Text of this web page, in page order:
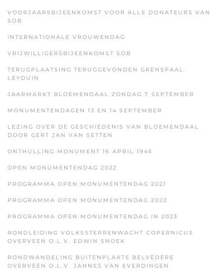
VOORJAARSBIJEENKOMST VOOR ALLE DONATEURS VAN
SOB
INTERNATIONALE VROUWENDAG
VRIJWILLIGERSBIJEENKOMST SOB
TERUGPLAATSING TERUGGEVONDEN GRENSPAAL
LEYDUIN
JAARMARKT BLOEMENDAAL ZONDAG 7 SEPTEMBER
MONUMENTENDAGEN 13 EN 14 SEPTEMBER
LEZING OVER DE GESCHIEDENIS VAN BLOEMENDAAL
DOOR GERT JAN VAN SETTEN
ONTHULLING MONUMENT 16 APRIL 1945
OPEN MONUMENTENDAG 2022
PROGRAMMA OPEN MONUMENTENDAG 2021
PROGRAMMA OPEN MONUMENTENDAG 2022
PROGRAMMA OPEN MONUMENTENDAG IN 2023
RONDLEIDING VOLKSSTERRENWACHT COPERNICUS
OVERVEEN O.L.V. EDWIN SNOEK
RONDWANDELING BUITENPLAATS BELVÉDÈRE
OVERVEEN O.L.V. JANNES VAN EVERDINGEN